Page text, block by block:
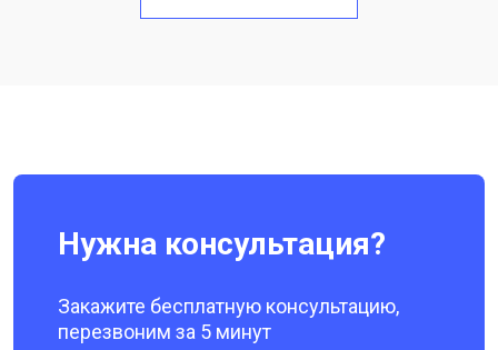
Нужна консультация?
Закажите бесплатную консультацию,
перезвоним за 5 минут